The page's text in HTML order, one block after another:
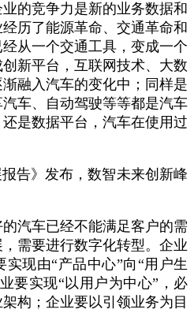
的竞争力是新的业务数据和
历了能源革命、交通革命和
从一个交通工具，变成一个
新平台，互联网技术、大数
融入汽车的变化中；同样是
车、自动驾驶等等都是汽车
是数据平台，汽车在使用过
汽车已经不能满足客户的需
需要进行数字化转型。企业
现由“产品中心”向“用户生
要实现“以用户为中心”，必
构；企业要以引领业务为目